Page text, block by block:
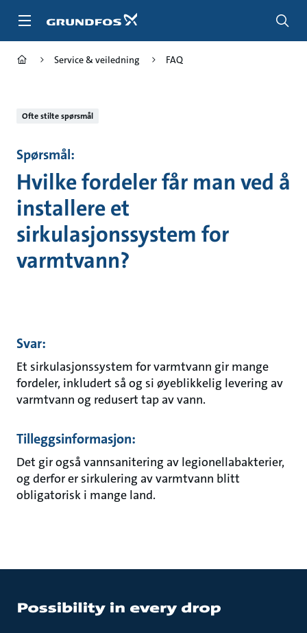
Service & veiledning FAQ
Ofte stilte spørsmål
Spørsmål:
Hvilke fordeler får man ved å
installere et
sirkulasjonssystem for
varmtvann?
Svar:
Et sirkulasjonssystem for varmtvann gir mange
fordeler, inkludert så og si øyeblikkelig levering av
varmtvann og redusert tap av vann.
Tilleggsinformasjon:
Det gir også vannsanitering av legionellabakterier,
og derfor er sirkulering av varmtvann blitt
obligatorisk i mange land.